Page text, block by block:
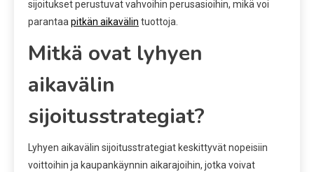
sijoitukset perustuvat vahvoihin perusasioihin, mikä voi
parantaa pitkän aikavälin tuottoja.
Mitkä ovat lyhyen
aikavälin
sijoitusstrategiat?
Lyhyen aikavälin sijoitusstrategiat keskittyvät nopeisiin
voittoihin ja kaupankäynnin aikarajoihin, jotka voivat